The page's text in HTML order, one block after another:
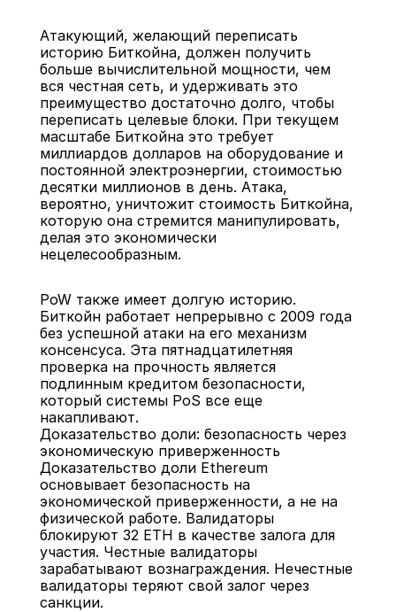
Атакующий, желающий переписать
историю Биткойна, должен получить
больше вычислительной мощности, чем
вся честная сеть, и удерживать это
преимущество достаточно долго, чтобы
переписать целевые блоки. При текущем
масштабе Биткойна это требует
миллиардов долларов на оборудование и
постоянной электроэнергии, стоимостью
десятки миллионов в день. Атака,
вероятно, уничтожит стоимость Биткойна,
которую она стремится манипулировать,
делая это экономически
нецелесообразным.
PoW также имеет долгую историю.
Биткойн работает непрерывно с 2009 года
без успешной атаки на его механизм
консенсуса. Эта пятнадцатилетняя
проверка на прочность является
подлинным кредитом безопасности,
который системы PoS все еще
накапливают.
Доказательство доли: безопасность через
экономическую приверженность
Доказательство доли Ethereum
основывает безопасность на
экономической приверженности, а не на
физической работе. Валидаторы
блокируют 32 ETH в качестве залога для
участия. Честные валидаторы
зарабатывают вознаграждения. Нечестные
валидаторы теряют свой залог через
санкции.